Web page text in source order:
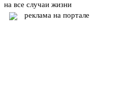
на все случаи жизни
реклама на портале